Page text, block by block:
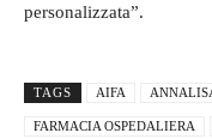
personalizzata”.
TAGS AIFA
FARMACIA OSPEDALIERA